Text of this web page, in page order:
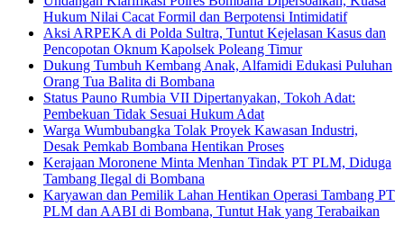
Hukum Nilai Cacat Formil dan Berpotensi Intimidatif
Aksi ARPEKA di Polda Sultra, Tuntut Kejelasan Kasus dan
Pencopotan Oknum Kapolsek Poleang Timur
Dukung Tumbuh Kembang Anak, Alfamidi Edukasi Puluhan
Orang Tua Balita di Bombana
Status Pauno Rumbia VII Dipertanyakan, Tokoh Adat:
Pembekuan Tidak Sesuai Hukum Adat
Warga Wumbubangka Tolak Proyek Kawasan Industri,
Desak Pemkab Bombana Hentikan Proses
Kerajaan Moronene Minta Menhan Tindak PT PLM, Diduga
Tambang Ilegal di Bombana
Karyawan dan Pemilik Lahan Hentikan Operasi Tambang PT
PLM dan AABI di Bombana, Tuntut Hak yang Terabaikan